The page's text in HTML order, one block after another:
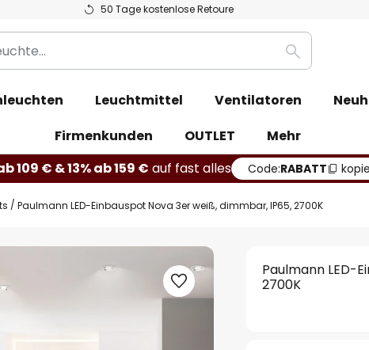
50 Tage kostenlose Retoure
Suche
Leuchtmittel Ventilatoren
Firmenkunden
OUTLET
Mehr
109 € & 13% ab 159 € auf fast alles Code:RABATT
Paulmann LED-Einbauspot Nova 3er weiß, dimmbar, IP65, 2700K
Paulmann LED-
2700K